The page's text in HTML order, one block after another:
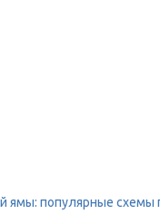
ямы: популярные схемы